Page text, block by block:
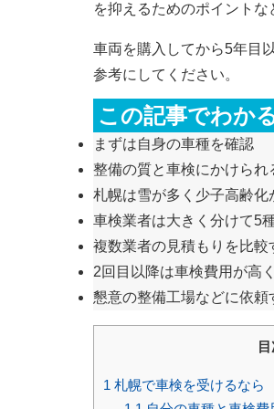
を抑えるためのポイントな
車両を購入してから5年目
参考にしてください。
この記事でわか
まずは自身の車種を確認
整備の質と車検にかけられ
札幌は雪が多く少子高齢化
車検業者は大きく分けて5
複数業者の見積もりを比較
2回目以降は車検費用が高
懇意の整備工場などに依頼
1 札幌で車検を受けるなら